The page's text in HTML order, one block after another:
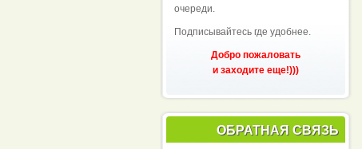
очереди.
Подписывайтесь где удобнее.
Добро пожаловать
и заходите еще!)))
ОБРАТНАЯ СВЯЗЬ